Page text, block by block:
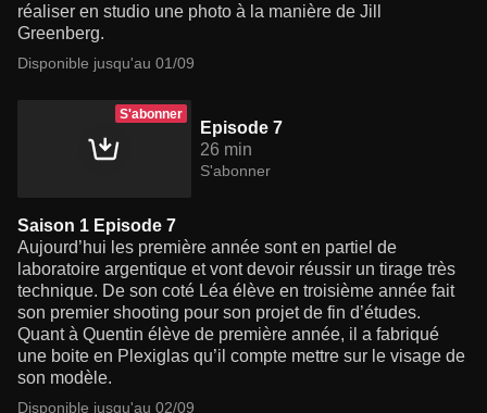
réaliser en studio une photo à la manière de Jill
Greenberg.
Disponible jusqu'au 01/09
S'abonner
Episode 7
26 min
S'abonner
Saison 1 Episode 7
Aujourd’hui les première année sont en partiel de
laboratoire argentique et vont devoir réussir un tirage très
technique. De son coté Léa élève en troisième année fait
son premier shooting pour son projet de fin d’études.
Quant à Quentin élève de première année, il a fabriqué
une boite en Plexiglas qu’il compte mettre sur le visage de
son modèle.
Disponible jusqu'au 02/09